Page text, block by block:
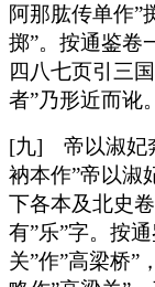
阿那肱传单作”
掷”。按通鉴卷
四八七页引三
者”乃形近而讹
[九] 帝以淑妃
衲本作”帝以淑
下各本及北史
有”乐”字。按
关”作”高梁桥”